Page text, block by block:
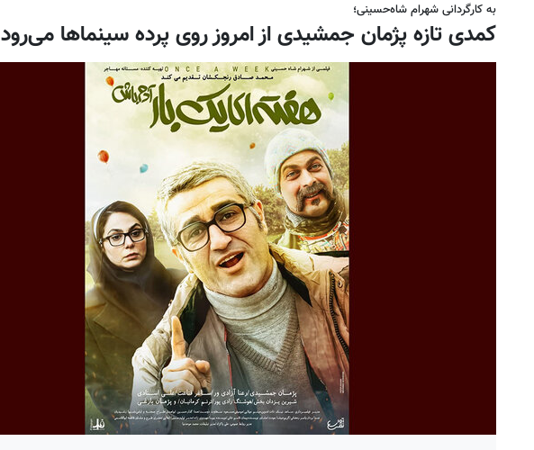
به کارگردانی شهرام شاه‌حسینی؛
کمدی تازه پژمان جمشیدی از امروز روی پرده سینماها می‌رود